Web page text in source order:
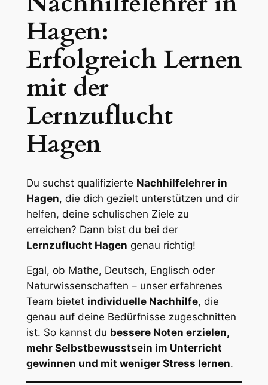
Hagen:
Erfolgreich Lernen
mit der
Lernzuflucht
Hagen
Du suchst qualifizierte Nachhilfelehrer in
Hagen, die dich gezielt unterstützen und dir
helfen, deine schulischen Ziele zu
erreichen? Dann bist du bei der
Lernzuflucht Hagen genau richtig!
Egal, ob Mathe, Deutsch, Englisch oder
Naturwissenschaften – unser erfahrenes
Team bietet individuelle Nachhilfe, die
genau auf deine Bedürfnisse zugeschnitten
ist. So kannst du bessere Noten erzielen,
mehr Selbstbewusstsein im Unterricht
gewinnen und mit weniger Stress lernen.